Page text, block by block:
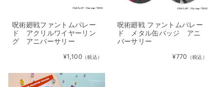
呪術廻戦ファントムパレー
ド アクリルワイヤーリン
グ アニバーサリー
¥1,100 （税込）
呪術廻戦 ファントムパレー
ド メタル缶バッジ アニ
バーサリー
¥770 （税込）